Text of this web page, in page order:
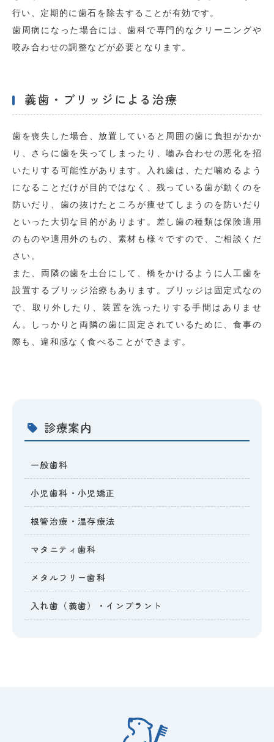
行い、定期的に歯石を除去することが有効です。
歯周病になった場合には、歯科で専門的なクリーニングや
咬み合わせの調整などが必要となります。
義歯・ブリッジによる治療
歯を喪失した場合、放置していると周囲の歯に負担がかか
り、さらに歯を失ってしまったり、嚙み合わせの悪化を招
いたりする可能性があります。入れ歯は、ただ噛めるよう
になることだけが目的ではなく、残っている歯が動くのを
防いだり、歯の抜けたところが痩せてしまうのを防いだり
といった大切な目的があります。差し歯の種類は保険適用
のものや適用外のもの、素材も様々ですので、ご相談くだ
さい。
また、両隣の歯を土台にして、橋をかけるように人工歯を
設置するブリッジ治療もあります。ブリッジは固定式なの
で、取り外したり、装置を洗ったりする手間はありませ
ん。しっかりと両隣の歯に固定されているために、食事の
際も、違和感なく食べることができます。
診療案内
一般歯科
小児歯科・小児矯正
根管治療・温存療法
マタニティ歯科
メタルフリー歯科
入れ歯（義歯）・インプラント